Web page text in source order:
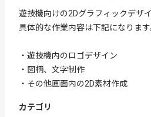
遊技機向けの2Dグラフィックデザ
具体的な作業内容は下記になります
・遊技機内のロゴデザイン
・図柄、文字制作
・その他画面内の2D素材作成
カテゴリ